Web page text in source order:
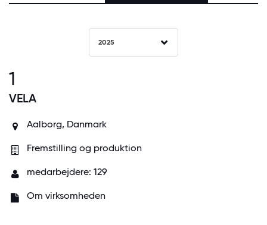
2025
1
VELA
Aalborg, Danmark
Fremstilling og produktion
medarbejdere: 129
Om virksomheden